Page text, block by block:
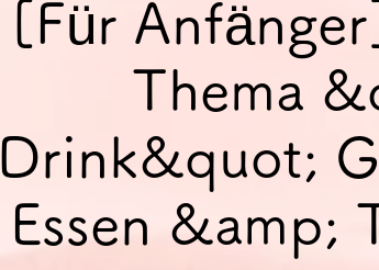
[Für
Thema
Drink&quot;
Essen &amp;